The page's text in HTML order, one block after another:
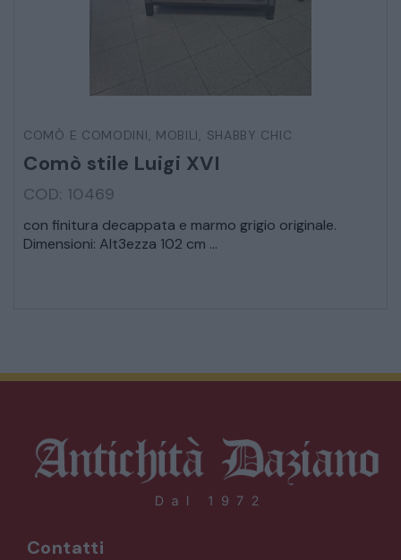
COMÒ E COMODINI, MOBILI, SHABBY CHIC
Comò stile Luigi XVI
COD: 10469
con finitura decappata e marmo grigio originale.
Dimensioni: Alt3ezza 102 cm ...
Contatti